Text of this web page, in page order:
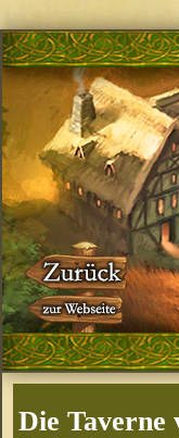
Die Taverne